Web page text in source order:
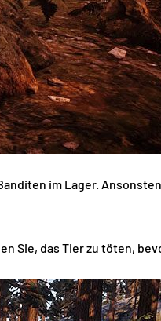
im Lager.
Sie, das Tier zu töten,